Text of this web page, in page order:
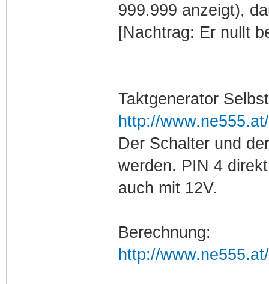
999.999 anzeigt),
[Nachtrag: Er nullt
Taktgenerator
http://
Der Schalter und
werden. PIN 4
auch mit 12V.
Berechnung:
http://